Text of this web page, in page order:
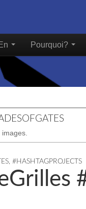
menuPourquoi?
, #HASHTAGPROJECTS